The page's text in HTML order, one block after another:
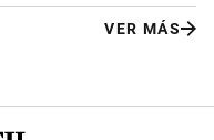
VER MÁS